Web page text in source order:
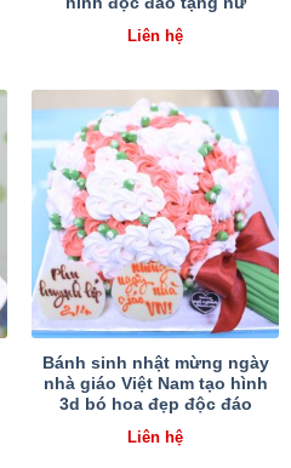
Liên hệ
Bánh sinh nhật mừng ngày
nhà giáo Việt Nam tạo hình
3d bó hoa đẹp độc đáo
Liên hệ